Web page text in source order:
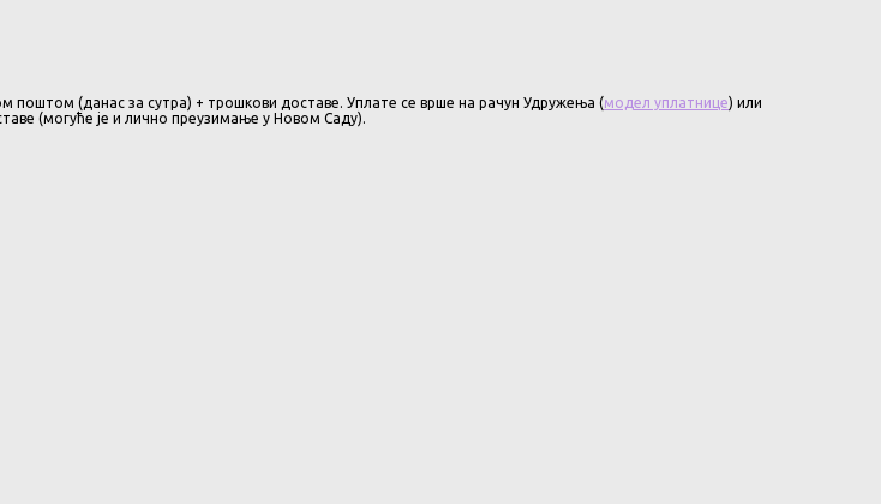
(данас за сутра) + трошкови доставе. Уплате се врше на рачун Удружења (модел уплатнице) или
(могуће је и лично преузимање у Новом Саду).